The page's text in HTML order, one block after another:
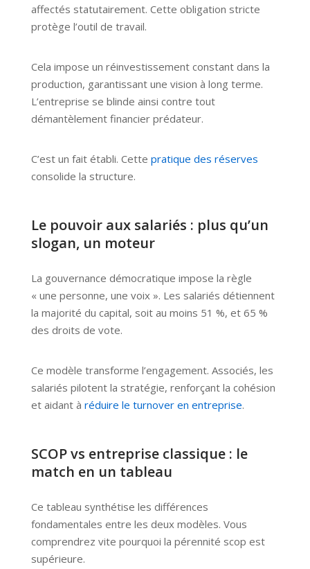
affectés statutairement. Cette obligation stricte
protège l’outil de travail.
Cela impose un réinvestissement constant dans la
production, garantissant une vision à long terme.
L’entreprise se blinde ainsi contre tout
démantèlement financier prédateur.
C’est un fait établi. Cette pratique des réserves
consolide la structure.
Le pouvoir aux salariés : plus qu’un
slogan, un moteur
La gouvernance démocratique impose la règle
« une personne, une voix ». Les salariés détiennent
la majorité du capital, soit au moins 51 %, et 65 %
des droits de vote.
Ce modèle transforme l’engagement. Associés, les
salariés pilotent la stratégie, renforçant la cohésion
et aidant à réduire le turnover en entreprise.
SCOP vs entreprise classique : le
match en un tableau
Ce tableau synthétise les différences
fondamentales entre les deux modèles. Vous
comprendrez vite pourquoi la pérennité scop est
supérieure.